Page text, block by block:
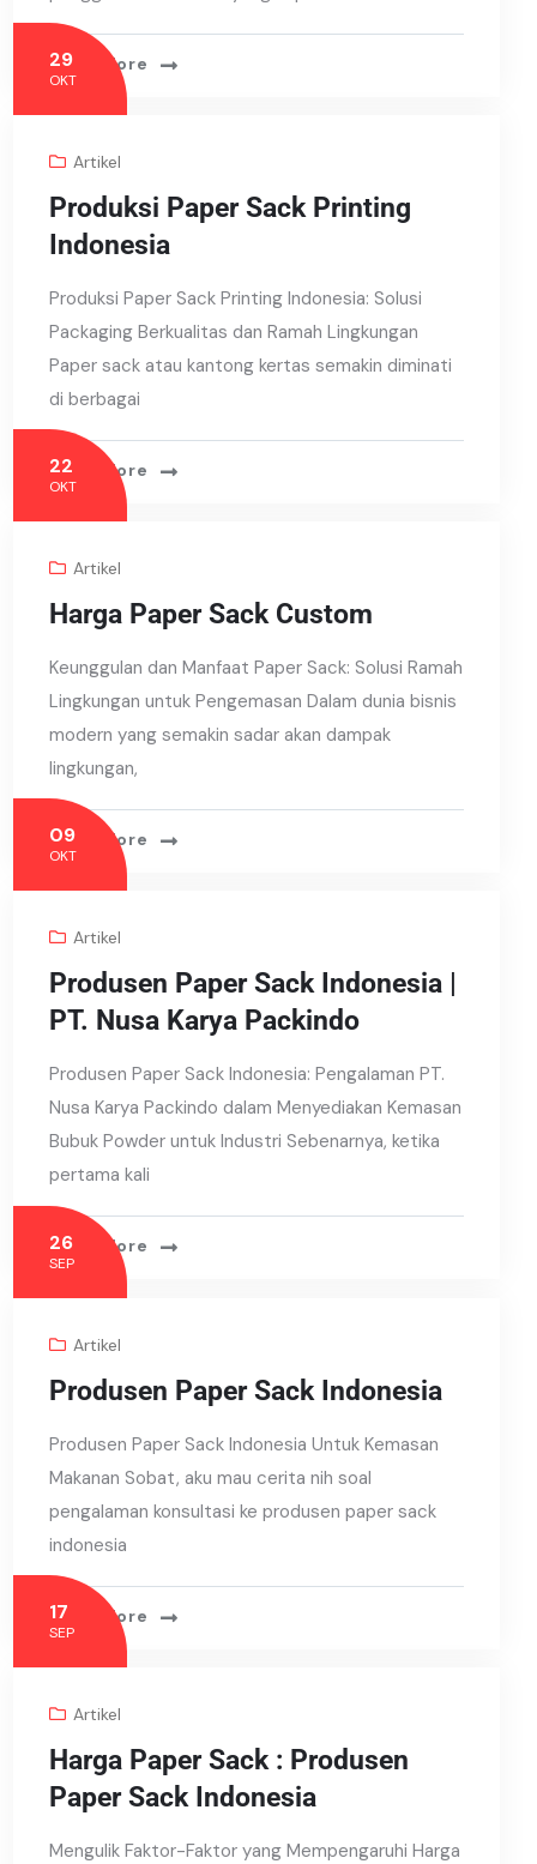
Read More
29
OKT
Artikel
Produksi Paper Sack Printing
Indonesia
Produksi Paper Sack Printing Indonesia: Solusi
Packaging Berkualitas dan Ramah Lingkungan
Paper sack atau kantong kertas semakin diminati
di berbagai
Read More
22
OKT
Artikel
Harga Paper Sack Custom
Keunggulan dan Manfaat Paper Sack: Solusi Ramah
Lingkungan untuk Pengemasan Dalam dunia bisnis
modern yang semakin sadar akan dampak
lingkungan,
Read More
09
OKT
Artikel
Produsen Paper Sack Indonesia |
PT. Nusa Karya Packindo
Produsen Paper Sack Indonesia: Pengalaman PT.
Nusa Karya Packindo dalam Menyediakan Kemasan
Bubuk Powder untuk Industri Sebenarnya, ketika
pertama kali
Read More
26
SEP
Artikel
Produsen Paper Sack Indonesia
Produsen Paper Sack Indonesia Untuk Kemasan
Makanan Sobat, aku mau cerita nih soal
pengalaman konsultasi ke produsen paper sack
indonesia
Read More
17
SEP
Artikel
Harga Paper Sack : Produsen
Paper Sack Indonesia
Mengulik Faktor-Faktor yang Mempengaruhi Harga